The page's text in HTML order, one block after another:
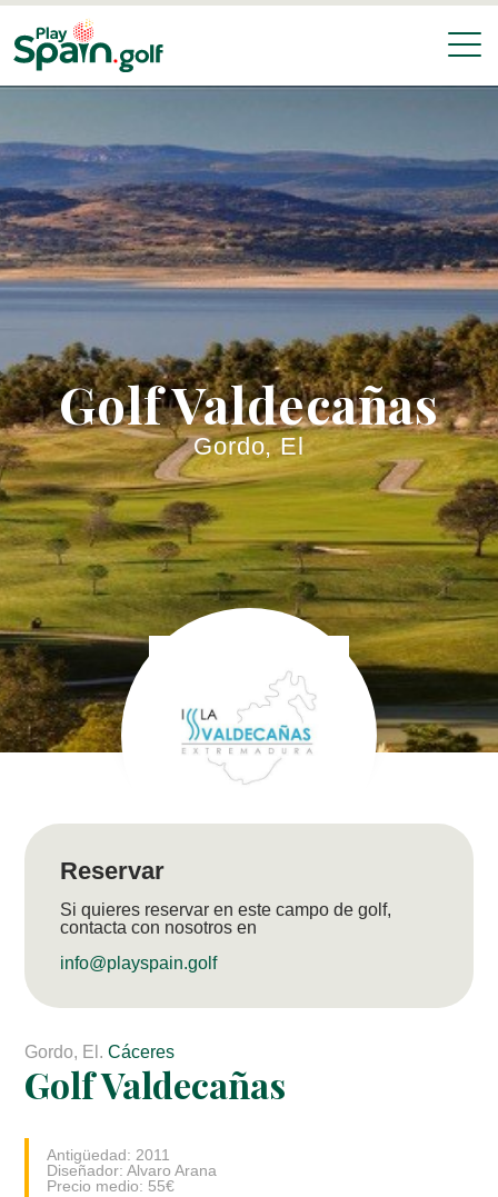
Golf Valdecañas
Gordo, El
Gordo, El.Cáceres
Golf Valdecañas
Antigüedad: 2011
Diseñador: Alvaro Arana
Precio medio: 55€
Reservar
Si quieres reservar en este campo de golf,
contacta con nosotros en
info@playspain.golf